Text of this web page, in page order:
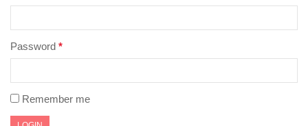
Password *
Remember me